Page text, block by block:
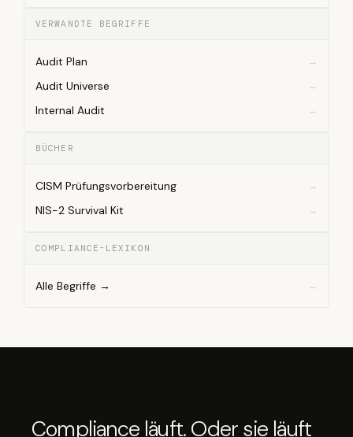
VERWANDTE BEGRIFFE
Audit Plan
Audit Universe
Internal Audit
BÜCHER
CISM Prüfungsvorbereitung
NIS-2 Survival Kit
COMPLIANCE-LEXIKON
Alle Begriffe →
Compliance läuft. Oder sie läuft